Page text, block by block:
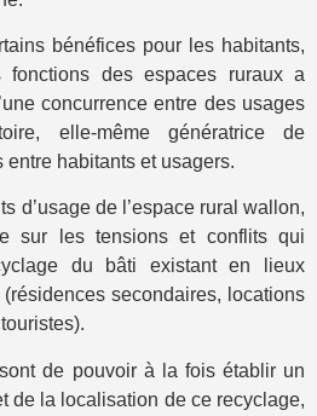
bénéfices pour les habitants,
fonctions des espaces ruraux a
concurrence entre des usages
elle-même génératrice de
habitants et usagers.
d’usage de l’espace rural wallon,
sur les tensions et conflits qui
du bâti existant en lieux
secondaires, locations
de pouvoir à la fois établir un
de la localisation de ce recyclage,